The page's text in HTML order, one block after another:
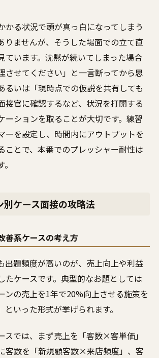
かる状況で頭が真っ白になってしまう
りませんが、そうした場面での立て直
ています。沈黙が続いてしまった場合
させてください」と一言断ってから思
るいは「現時点での仮説を共有しても
接官に確認するなど、状況を打開する
ーションを取ることが大切です。練習
ーを設定し、時間内にアウトプットを
ことで、本番でのプレッシャー耐性は
別ケース面接の攻略法
善系ケースの考え方
出題頻度が高いのが、売上向上や利益
たケースです。典型的なお題としては
ンの売上を1年で20%向上させる施策を
いった形式が挙げられます。
スでは、まず売上を「客数×客単価」
客数を「新規顧客数×来店頻度」、客